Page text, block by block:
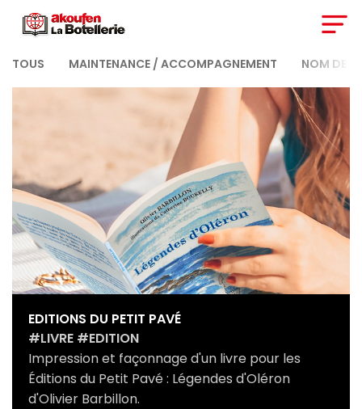
TOUS MAINTENANCE / ACCOMPAGNEMENT NOM DE
EDITIONS DU PETIT PAVÉ
#LIVRE #EDITION
Impression et façonnage d'un livre pour les
Éditions du Petit Pavé : Légendes d'Oléron
d'Olivier Barbillon.